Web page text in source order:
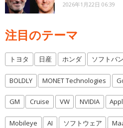
2026年1月22日 06:39
注目のテーマ
トヨタ 日産 ホンダ ソフトバ
BOLDLY MONET Technologies
GM Cruise VW NVIDIA
Mobileye AI ソフトウェア